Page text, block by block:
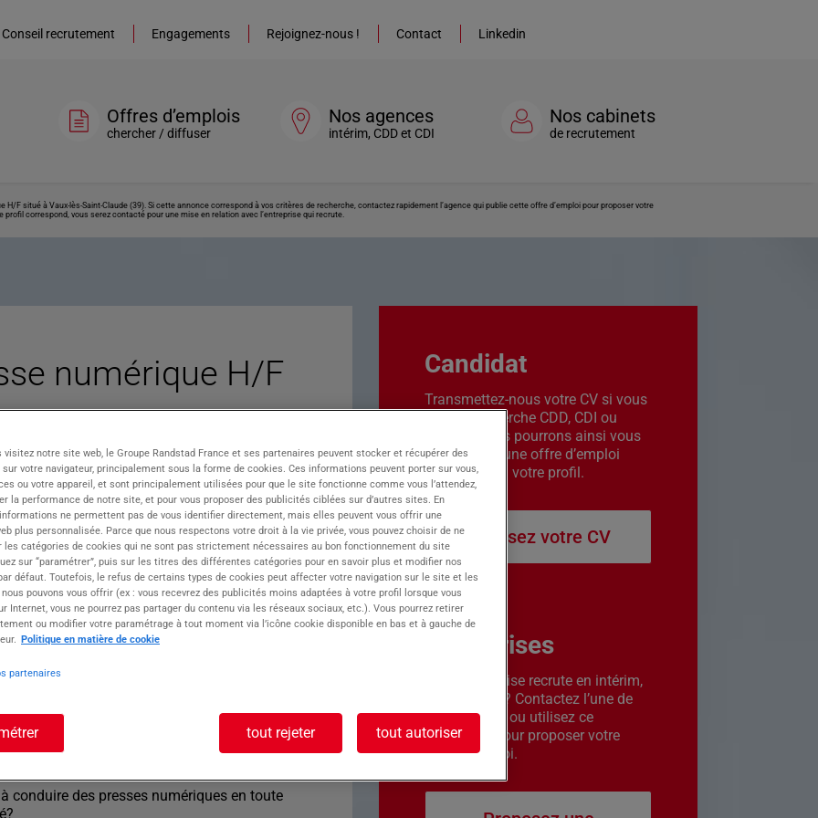
Conseil recrutement Engagements Rejoignez-nous ! Contact Linkedin
Offres d’emplois
chercher / diffuser
Nos agences
intérim, CDD et CDI
Nos cabinets
de recrutement
F situé à Vaux-lès-Saint-Claude (39). Si cette annonce correspond à vos critères de recherche, contactez rapidement l’agence qui publie cette offre d’emploi pour proposer votre
correspond, vous serez contacté pour une mise en relation avec l’entreprise qui recrute.
numérique H/F
met à votre service son professionnalisme
sur le recrutement CDD/CDI.
tous les secteurs d'activités, comme
le tertiaire...
de l'intérim depuis 1986, qui dispose
en France.
dans la conception et l'impression
de presse mécanique H/F.
: Conducteur
H/F
conduire des presses numériques en toute
Candidat
Transmettez-nous votre CV si vous
êtes en recherche CDD, CDI ou
intérim. Nous pourrons ainsi vous
contacter si une offre d’emploi
correspond à votre profil.
Déposez votre CV
Entreprises
Votre entreprise recrute en intérim,
CDD ou CDI ? Contactez l’une de
nos agences ou utilisez ce
formulaire pour proposer votre
offre d’emploi.
visitez notre site web, le Groupe Randstad France et ses partenaires peuvent stocker et récupérer des
votre navigateur, principalement sous la forme de cookies. Ces informations peuvent porter sur vous,
ou votre appareil, et sont principalement utilisées pour que le site fonctionne comme vous l’attendez,
la performance de notre site, et pour vous proposer des publicités ciblées sur d’autres sites. En
ne permettent pas de vous identifier directement, mais elles peuvent vous offrir une
plus personnalisée. Parce que nous respectons votre droit à la vie privée, vous pouvez choisir de ne
les catégories de cookies qui ne sont pas strictement nécessaires au bon fonctionnement du site
sur “paramétrer”, puis sur les titres des différentes catégories pour en savoir plus et modifier nos
défaut. Toutefois, le refus de certains types de cookies peut affecter votre navigation sur le site et les
pouvons vous offrir (ex : vous recevrez des publicités moins adaptées à votre profil lorsque vous
Internet, vous ne pourrez pas partager du contenu via les réseaux sociaux, etc.). Vous pourrez retirer
ou modifier votre paramétrage à tout moment via l’icône cookie disponible en bas et à gauche de
Politique en matière de cookie
partenaires
tout rejeter tout autoriser